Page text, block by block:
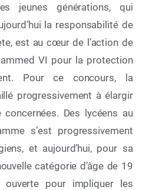
18 Oct 2025
de l’opération B7arblaplastic
jeunes générations, qui
la responsabilité de
est au cœur de l’action de
VI pour la protection
Pour ce concours, la
progressivement à élargir
concernées. Des lycéens au
s’est progressivement
et aujourd’hui, pour sa
catégorie d’âge de 19
pour impliquer les